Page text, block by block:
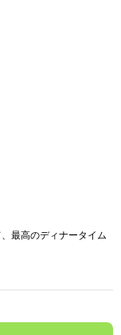
最高のディナータイム